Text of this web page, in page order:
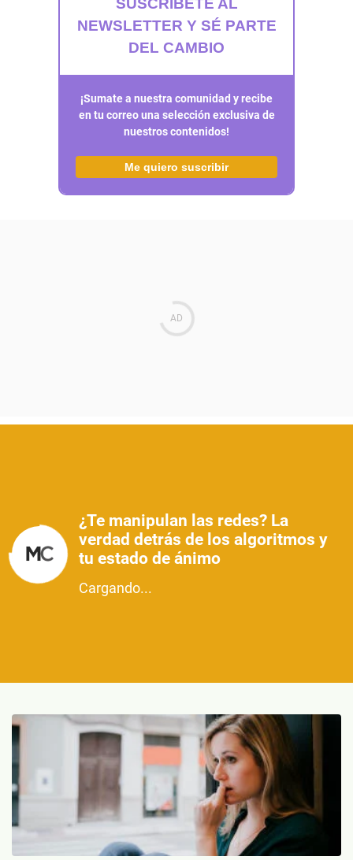
SUSCRÍBETE AL
NEWSLETTER Y SÉ PARTE
DEL CAMBIO
¡Sumate a nuestra comunidad y recibe
en tu correo una selección exclusiva de
nuestros contenidos!
Me quiero suscribir
¿Te manipulan las redes? La
verdad detrás de los algoritmos y
tu estado de ánimo
Cargando...